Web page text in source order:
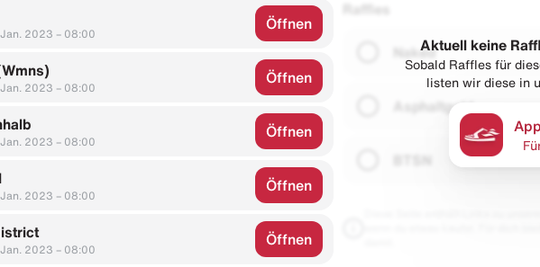
Jan. 2023 – 08:00
Öffnen
Jan. 2023 – 08:00
Öffnen
Jan. 2023 – 08:00
Öffnen
Jan. 2023 – 08:00
Öffnen
Jan. 2023 – 08:00
Öffnen
Raffles
Naked
Asphaltgold
Aktuell keine
Sobald Raffles für
listen wir diese in